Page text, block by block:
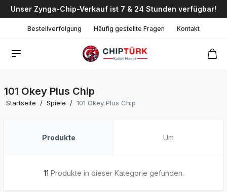
Unser Zynga-Chip-Verkauf ist 7 & 24 Stunden verfügbar!
Bestellverfolgung Häufig gestellte Fragen Kontakt
101 Okey Plus Chip
Startseite / Spiele / 101 Okey Plus Chip
Produkte Um
11 Produkte in dieser Kategorie gefunden.